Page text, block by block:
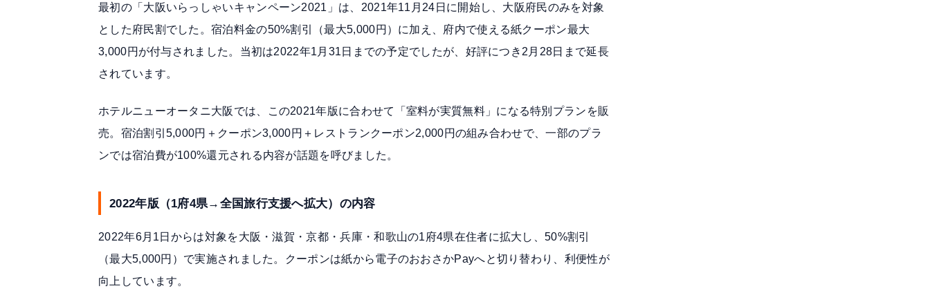
最初の「大阪いらっしゃいキャンペーン2021」は、 2021年11月24日に開始し、大阪府民のみを対象
とした府民割でした。宿泊料金の50%割引（最大5,000円）に加え、府内で使える紙クーポン最大
3,000円が付与されました。当初は2022年1月31日までの予定でしたが、好評につき2月28日まで延長
されています。
ホテルニューオータニ大阪では、この2021年版に合わせて「室料が実質無料」になる特別プランを販
売。 宿泊割引5,000円＋クーポン3,000円＋レストランクーポン2,000円の組み合わせで、一部のプラ
ンでは宿泊費が100%還元される内容が話題を呼びました。
2022年版（1府4県→全国旅行支援へ拡大）の内容
2022年6月1日からは対象を大阪・滋賀・京都・兵庫・和歌山の1府4県在住者に拡大 し、50%割引
（最大5,000円）で実施されました。クーポンは紙から電子のおおさかPayへと切り替わり、利便性が
向上しています。